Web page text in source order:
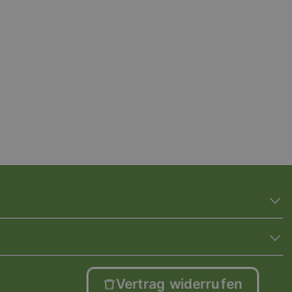
Vertrag widerrufen